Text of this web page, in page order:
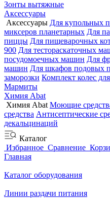
Зонты вытяжные
Аксессуары
Аксессуары Для купольных
миксеров планетарных Для
пиццы Для пищеварочных
900 Для тестораскаточных
посудомоечных машин Для
машин Для шкафов подовых
заморозки Комплект колес
Мармиты
Химия Abat
Химия Abat Моющие
средства Антисептические
декальцинаций
Каталог
Избранное Сравнение
Главная
Каталог оборудования
Линии раздачи питания